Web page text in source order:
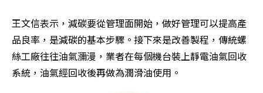
王文信表示，減碳要從管理面開始，做好管理可以提高產
品良率，是減碳的基本步驟。接下來是改善製程，傳統螺
絲工廠往往油氣瀰漫，業者在每個機台裝上靜電油氣回收
系統，油氣經回收後再做為潤滑油使用。